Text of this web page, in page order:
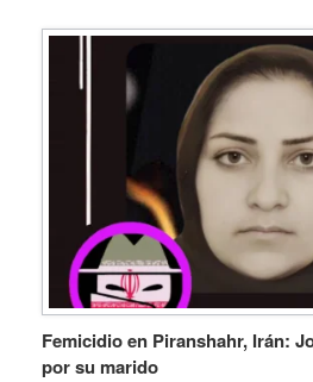
Femicidio en Piranshahr, Irán:
por su marido